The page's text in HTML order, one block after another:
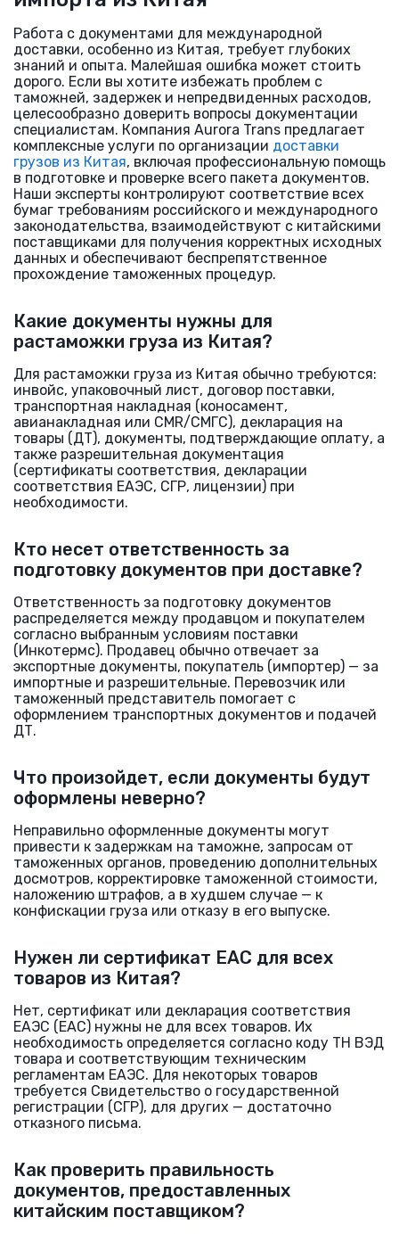
Работа с документами для международной
доставки, особенно из Китая, требует глубоких
знаний и опыта. Малейшая ошибка может стоить
дорого. Если вы хотите избежать проблем с
таможней, задержек и непредвиденных расходов,
целесообразно доверить вопросы документации
специалистам. Компания Aurora Trans предлагает
комплексные услуги по организации доставки
грузов из Китая, включая профессиональную помощь
в подготовке и проверке всего пакета документов.
Наши эксперты контролируют соответствие всех
бумаг требованиям российского и международного
законодательства, взаимодействуют с китайскими
поставщиками для получения корректных исходных
данных и обеспечивают беспрепятственное
прохождение таможенных процедур.
Какие документы нужны для
растаможки груза из Китая?
Для растаможки груза из Китая обычно требуются:
инвойс, упаковочный лист, договор поставки,
транспортная накладная (коносамент,
авианакладная или CMR/СМГС), декларация на
товары (ДТ), документы, подтверждающие оплату, а
также разрешительная документация
(сертификаты соответствия, декларации
соответствия ЕАЭС, СГР, лицензии) при
необходимости.
Кто несет ответственность за
подготовку документов при доставке?
Ответственность за подготовку документов
распределяется между продавцом и покупателем
согласно выбранным условиям поставки
(Инкотермс). Продавец обычно отвечает за
экспортные документы, покупатель (импортер) — за
импортные и разрешительные. Перевозчик или
таможенный представитель помогает с
оформлением транспортных документов и подачей
ДТ.
Что произойдет, если документы будут
оформлены неверно?
Неправильно оформленные документы могут
привести к задержкам на таможне, запросам от
таможенных органов, проведению дополнительных
досмотров, корректировке таможенной стоимости,
наложению штрафов, а в худшем случае — к
конфискации груза или отказу в его выпуске.
Нужен ли сертификат EAC для всех
товаров из Китая?
Нет, сертификат или декларация соответствия
ЕАЭС (EAC) нужны не для всех товаров. Их
необходимость определяется согласно коду ТН ВЭД
товара и соответствующим техническим
регламентам ЕАЭС. Для некоторых товаров
требуется Свидетельство о государственной
регистрации (СГР), для других — достаточно
отказного письма.
Как проверить правильность
документов, предоставленных
китайским поставщиком?